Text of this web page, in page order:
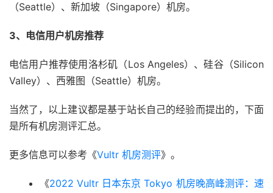
（Seattle）、新加坡（Singapore）机房。
3、电信用户机房推荐
电信用户推荐使用洛杉矶（Los Angeles）、硅谷（Silicon
Valley）、西雅图（Seattle）机房。
当然了，以上建议都是基于站长自己的经验而提出的，下面
是所有机房测评汇总。
更多信息可以参考《Vultr 机房测评》。
《2022 Vultr 日本东京 Tokyo 机房晚高峰测评：速